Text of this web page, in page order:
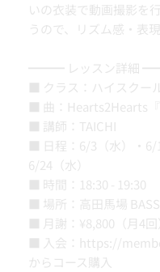
いの衣装で動画撮影を
うので、リズム感・表
━━━ レッスン詳細
■ クラス：ハイスクー
■ 曲：Hearts2Hearts『
■ 講師：TAICHI
■ 日程：6/3（水）・6/
6/24（水）
■ 時間：18:30 - 19:30
■ 場所：高田馬場
■ 月謝：¥8,800（月4
■ 入会： https://
からコース購入